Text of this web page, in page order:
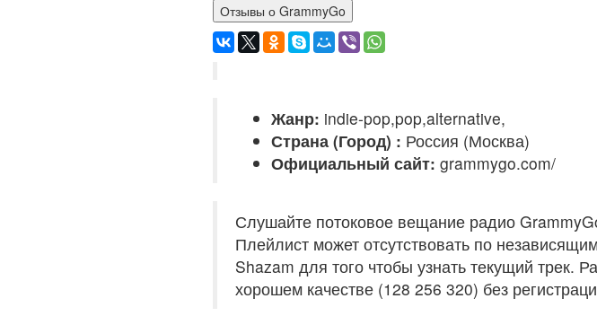
Отзывы о GrammyGo
Жанр: indie-pop,pop,alternative,
Страна (Город) : Россия (Москва)
Официальный сайт: grammygo.com/
Слушайте потоковое вещание радио
Плейлист может отсутствовать по
Shazam для того чтобы узнать текущий трек.
хорошем качестве (128 256 320) без